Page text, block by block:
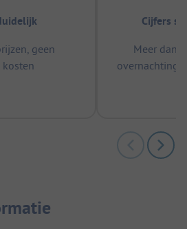
geen
Cijfers
Meer dan